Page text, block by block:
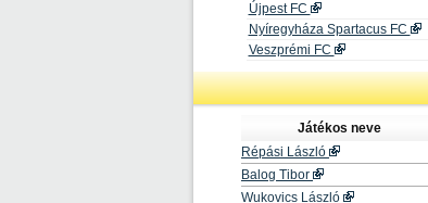
Újpest FC
Nyíregyháza Spartacus FC
Veszprémi FC
Játékos neve
Répási László
Balog Tibor
Wukovics László